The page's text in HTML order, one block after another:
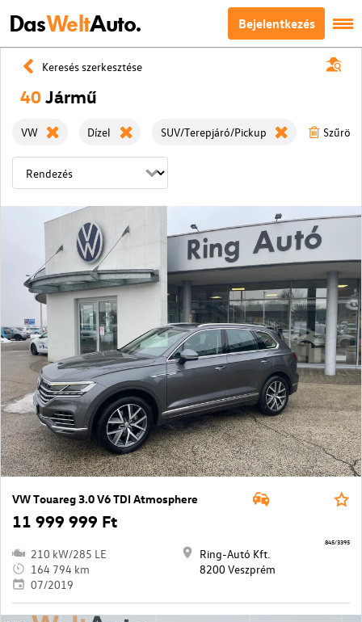
DasWeltAuto. Bejelentkezés
Keresés szerkesztése
40Jármű
VW Dízel SUV/Terepjáró/Pickup Szűrök
VW Touareg 3.0 V6 TDI Atmosphere
11 999 999 Ft
210 kW/285 LE
164 794 km
07/2019
Ring-Autó Kft.
8200 Veszprém
845/3395